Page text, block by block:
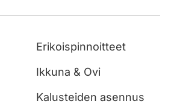
Erikoispinnoitteet
Ikkuna & Ovi
Kalusteiden asennus